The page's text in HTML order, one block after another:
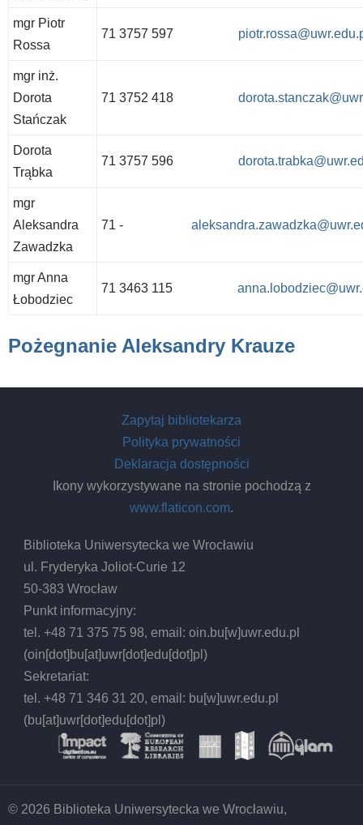
mgr Piotr
Rossa
71 3757 597
mgr inż.
Dorota
Stańczak
71 3752 418
Dorota
Trąbka
71 3757 596
mgr
Aleksandra
Zawadzka
71 -
mgr Anna
Łobodziec
71 3463 115
Pożegnanie Aleksandry Krauze
Zapytaj bibliotekarza
Polityka prywatności
Deklaracja dostępności
Ikony wykorzystywane na stronie pochodzą z
www.flaticon.com.
Biblioteka Uniwersytecka we Wrocławiu
ul. Fryderyka Joliot-Curie 12
50-383 Wrocław
Punkt informacyjny:
tel. +48 71 375 75 98, email:oin.bu[w]uwr.edu.pl
(oin[dot]bu[at]uwr[dot]edu[dot]pl)
Sekretariat:
tel. +48 71 346 31 20, email: bu[w]uwr.edu.pl
(bu[at]uwr[dot]edu[dot]pl)
© 2026 Biblioteka Uniwersytecka we Wrocławiu,